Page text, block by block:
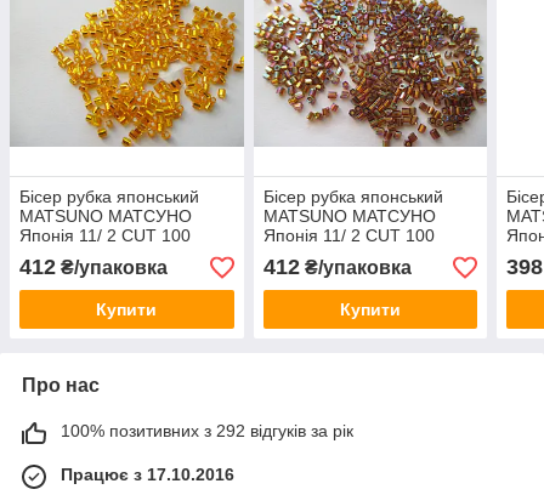
Бісер рубка японський
MATSUNO МАТСУНО
Японія 11/ 2 CUT 100
грам, № 36, оранжево-
золотисний блискучий
412 ₴/упаковка
Купити
Бісер рубка японський
MATSUNO МАТСУНО
Японія 11/ 2 CUT 100
грам, № 551, коричневий
прозорий з перламутром
412₴/упаковка
Купити
398
Про нас
100% позитивних з 292 відгуків за рік
Працює з 17.10.2016